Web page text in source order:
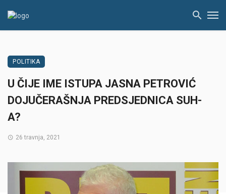
POLITIKA
U ČIJE IME ISTUPA JASNA PETROVIĆ
DOJUČERAŠNJA PREDSJEDNICA SUH-
A?
26 travnja, 2021